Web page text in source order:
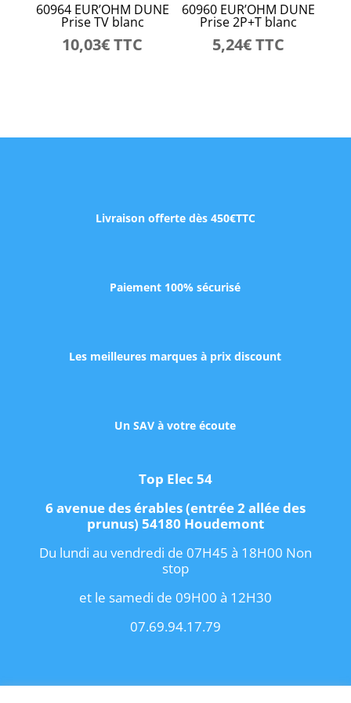
60964 EUR’OHM DUNE
Prise TV blanc
10,03€TTC
60960 EUR’OHM DUNE
Prise 2P+T blanc
5,24€TTC
Livraison offerte dès 450€TTC
Paiement 100% sécurisé
Les meilleures marques à prix discount
Un SAV à votre écoute
Top Elec 54
6 avenue des érables (entrée 2 allée des
prunus) 54180 Houdemont
Du lundi au vendredi de 07H45 à 18H00 Non
stop
et le samedi de 09H00 à 12H30
07.69.94.17.79
Copyright 2021 IConditions Générales de